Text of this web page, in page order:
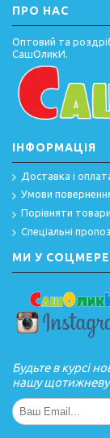
ПРО НАС
Оптовий та
СашОликИ.
ІНФОРМАЦІЯ
Доставка і
Умови
Порівняти
Спеціальні
МИ У
Будьте в курсі
нашу щотижневу